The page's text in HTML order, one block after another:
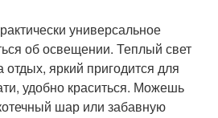
универсальное
об освещении. Теплый свет
отдых, яркий пригодится для
удобно краситься. Можешь
шар или забавную